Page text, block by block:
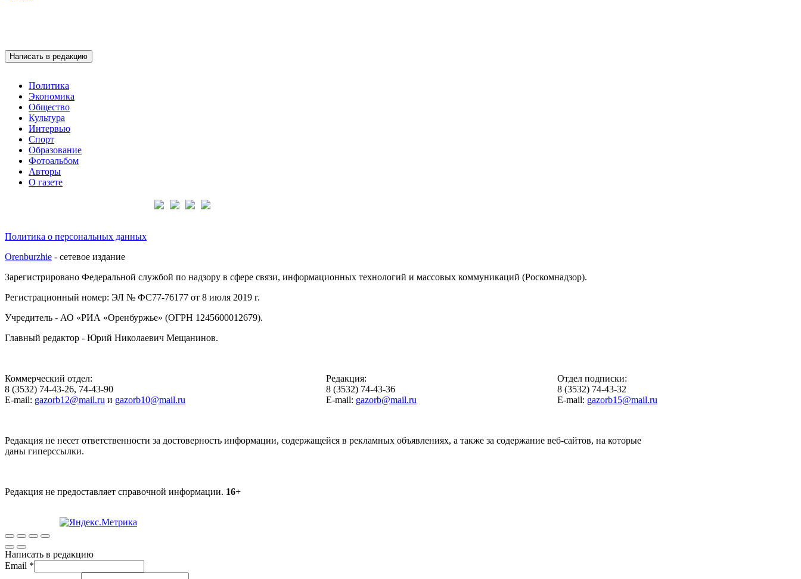
Написать в редакцию
Политика
Экономика
Общество
Культура
Интервью
Спорт
Образование
Фотоальбом
Авторы
О газете
Политика о персональных данных
Orenburzhie - сетевое издание
Зарегистрировано Федеральной службой по надзору в сфере связи, информационных технологий и массовых коммуникаций (Роскомнадзор).
Регистрационный номер: ЭЛ № ФС77-76177 от 8 июля 2019 г.
Учредитель - АО «РИА «Оренбуржье» (ОГРН 1245600012679).
Главный редактор - Юрий Николаевич Мещанинов.
Коммерческий отдел:
8 (3532) 74-43-26, 74-43-90
E-mail: gazorb12@mail.ru и gazorb10@mail.ru
Редакция:
8 (3532) 74-43-36
E-mail: gazorb@mail.ru
Отдел подписки:
8 (3532) 74-43-32
E-mail: gazorb15@mail.ru
Редакция не несет ответственности за достоверность информации, содержащейся в рекламных объявлениях, а также за содержание веб-сайтов, на которые
даны гиперссылки.
Редакция не предоставляет справочной информации. 16+
Написать в редакцию
Email *